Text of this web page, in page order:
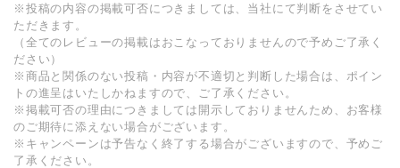
※投稿の内容の掲載可否につきましては、当社にて判断をさせてい
ただきます。
（全てのレビューの掲載はおこなっておりませんので予めご了承く
ださい）
※商品と関係のない投稿・内容が不適切と判断した場合は、ポイン
トの進呈はいたしかねますので、ご了承ください。
※掲載可否の理由につきましては開示しておりませんため、お客様
のご期待に添えない場合がございます。
※キャンペーンは予告なく終了する場合がございますので、予めご
了承ください。